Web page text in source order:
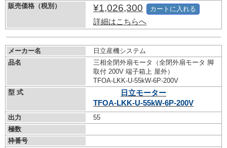
販売価格（税別）
¥1,026,300
詳細はこちらへ
カートに入れる
メーカー名
日立産機システム
品名
三相全閉外扇モータ（全閉外扇モータ 脚
取付 200V 端子箱上 屋外）
TFOA-LKK-U-55kW-6P-200V
型 式
日立モーター
TFOA-LKK-U-55kW-6P-200V
出力
55
極数
枠番号